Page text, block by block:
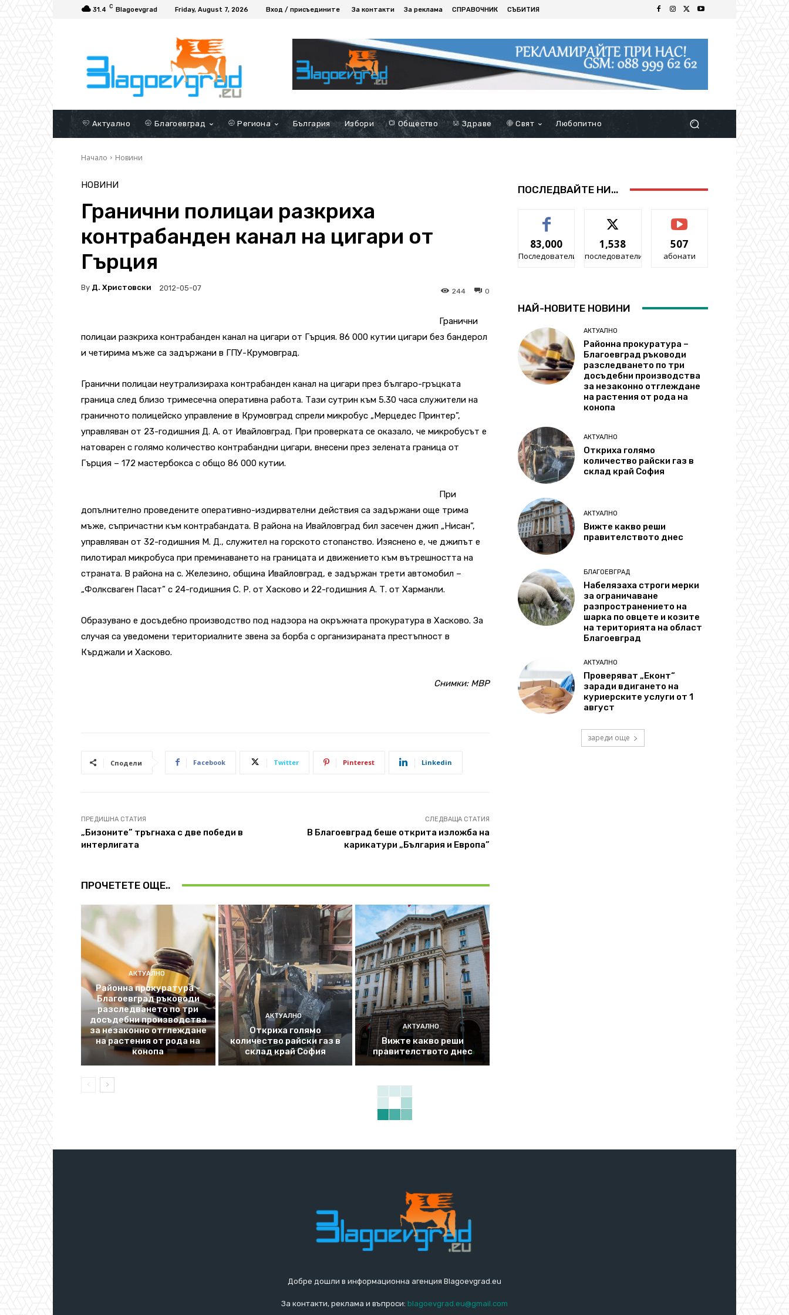
31.4 C Blagoevgrad Friday, August 7, 2026 Вход / присъедините За контакти За реклама СПРАВОЧНИК СЪБИТИЯ
Актуално Благоевград Региона България Избори Общество Здраве Свят Любопитно
Начало Новини
НОВИНИ
Гранични полицаи разкриха
контрабанден канал на цигари от
Гърция
By Д. Христовски 2012-05-07 0
244
Гранични
полицаи разкриха контрабанден канал на цигари от Гърция. 86 000 кутии цигари без бандерол
и четирима мъже са задържани в ГПУ-Крумовград.
Гранични полицаи неутрализираха контрабанден канал на цигари през българо-гръцката
граница след близо тримесечна оперативна работа. Тази сутрин към 5.30 часа служители на
граничното полицейско управление в Крумовград спрели микробус „Мерцедес Принтер”,
управляван от 23-годишния Д. А. от Ивайловград. При проверката се оказало, че микробусът е
натоварен с голямо количество контрабандни цигари, внесени през зелената граница от
Гърция – 172 мастербокса с общо 86 000 кутии.
При
допълнително проведените оперативно-издирвателни действия са задържани още трима
мъже, съпричастни към контрабандата. В района на Ивайловград бил засечен джип „Нисан”,
управляван от 32-годишния М. Д., служител на горското стопанство. Изяснено е, че джипът е
пилотирал микробуса при преминаването на границата и движението към вътрешността на
страната. В района на с. Железино, община Ивайловград, е задържан трети автомобил –
„Фолксваген Пасат” с 24-годишния С. Р. от Хасково и 22-годишния А. Т. от Харманли.
Образувано е досъдебно производство под надзора на окръжната прокуратура в Хасково. За
случая са уведомени териториалните звена за борба с организираната престъпност в
Кърджали и Хасково.
Снимки: МВР
Сподели Facebook Twitter Pinterest Linkedin
ПРЕДИШНА СТАТИЯ
„Бизоните” тръгнаха с две победи в
интерлигата
СЛЕДВАЩА СТАТИЯ
В Благоевград беше открита изложба на
карикатури „България и Европа”
ПРОЧЕТЕТЕ ОЩЕ..
АКТУАЛНО
Районна прокуратура –
Благоевград ръководи
разследването по три
досъдебни производства
за незаконно отглеждане
на растения от рода на
конопа
АКТУАЛНО
Откриха голямо
количество райски газ в
склад край София
АКТУАЛНО
Вижте какво реши
правителството днес
ПОСЛЕДВАЙТЕ НИ...
83,000
Последователи
1,538
последователи
507
абонати
НАЙ-НОВИТЕ НОВИНИ
АКТУАЛНО
Районна прокуратура –
Благоевград ръководи
разследването по три
досъдебни производства
за незаконно отглеждане
на растения от рода на
конопа
АКТУАЛНО
Откриха голямо
количество райски газ в
склад край София
АКТУАЛНО
Вижте какво реши
правителството днес
БЛАГОЕВГРАД
Набелязаха строги мерки
за ограничаване
разпространението на
шарка по овцете и козите
на територията на област
Благоевград
АКТУАЛНО
Проверяват „Еконт“
заради вдигането на
куриерските услуги от 1
август
зареди още
Добре дошли в информационна агенция Blagoevgrad.eu
За контакти, реклама и въпроси: blagoevgrad.eu@gmail.com